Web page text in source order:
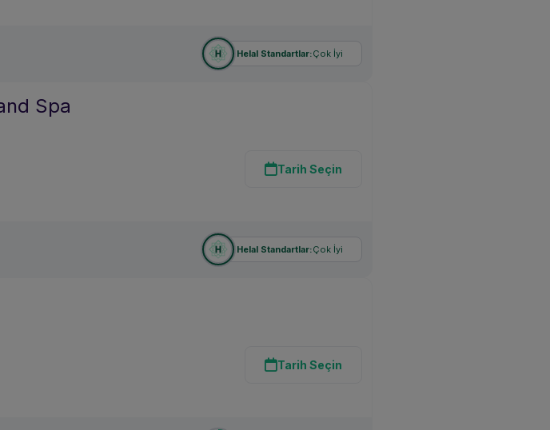
Helal Standartlar:Çok İyi
Spa
Tarih Seçin
Helal Standartlar:Çok İyi
Tarih Seçin